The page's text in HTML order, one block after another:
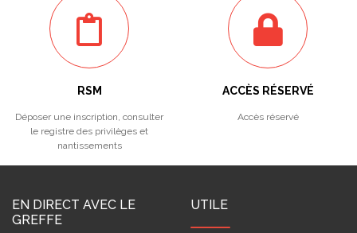
RSM
Déposer une inscription, consulter
le registre des privilèges et
nantissements
ACCÈS RÉSERVÉ
Accès réservé
EN DIRECT AVEC LE
GREFFE
UTILE